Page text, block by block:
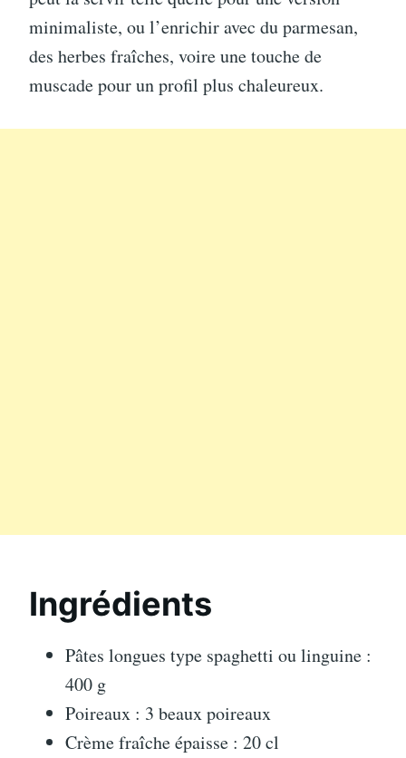
minimaliste, ou l’enrichir avec du parmesan,
des herbes fraîches, voire une touche de
muscade pour un profil plus chaleureux.
Ingrédients
Pâtes longues type spaghetti ou linguine :
400 g
Poireaux : 3 beaux poireaux
Crème fraîche épaisse : 20 cl